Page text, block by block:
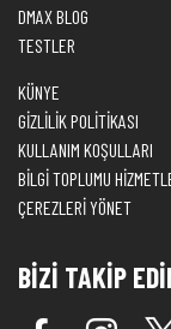
DMAX BLOG
TESTLER
KÜNYE
GİZLİLİK POLİTİKASI
KULLANIM KOŞULLARI
BİLGİ TOPLUMU
ÇEREZLERİ YÖNET
BİZİ TAKİP